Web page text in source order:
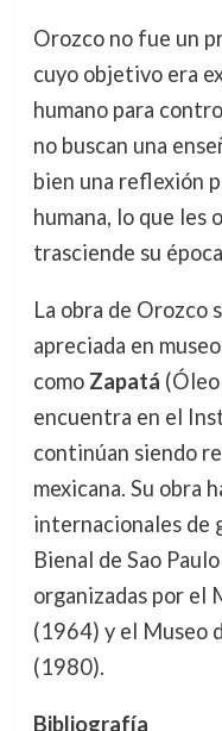
Orozco no fue un
cuyo objetivo era
humano para
no buscan una
bien una reflexión
humana, lo que les
trasciende su
La obra de Orozco
apreciada en
como Zapatá
encuentra en el
continúan siendo
mexicana. Su obra
internacionales de
Bienal de Sao
organizadas por el
(1964) y el Museo
(1980).
Bibliografía